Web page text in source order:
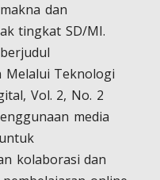
dan
tingkat SD/MI.
Melalui Teknologi
Vol. 2, No. 2
media
kolaborasi dan